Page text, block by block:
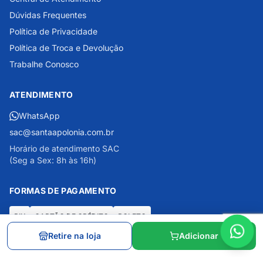
Dúvidas Frequentes
Política de Privacidade
Política de Troca e Devolução
Trabalhe Conosco
ATENDIMENTO
WhatsApp
sac@santaapolonia.com.br
Horário de atendimento SAC
(Seg a Sex: 8h às 16h)
FORMAS DE PAGAMENTO
PIX CARTÃO DE CRÉDITO BOLETO
SEGURANÇA E CERTIFICAÇÕES
Retire na loja Adicionar